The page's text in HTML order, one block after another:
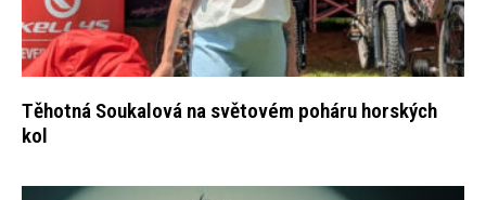
Těhotná Soukalová na světovém poháru horských
kol